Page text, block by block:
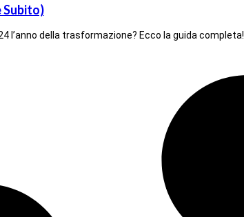
Subito)
l’anno della trasformazione? Ecco la guida completa!